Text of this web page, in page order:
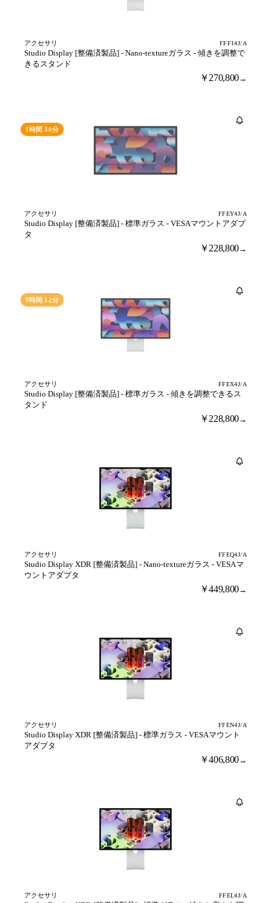
アクセサリ FFF14J/A
Studio Display [整備済製品] - Nano-textureガラス - 傾きを調整で
きるスタンド
￥270,800→
1時間 30分
アクセサリ FFEY4J/A
Studio Display [整備済製品] - 標準ガラス - VESAマウントアダプ
タ
￥228,800→
9時間 12分
アクセサリ FFEX4J/A
Studio Display [整備済製品] - 標準ガラス - 傾きを調整できるス
タンド
￥228,800→
アクセサリ FFEQ4J/A
Studio Display XDR [整備済製品] - Nano-textureガラス - VESAマ
ウントアダプタ
￥449,800→
アクセサリ FFEN4J/A
Studio Display XDR [整備済製品] - 標準ガラス - VESAマウント
アダプタ
￥406,800→
アクセサリ FFEL4J/A